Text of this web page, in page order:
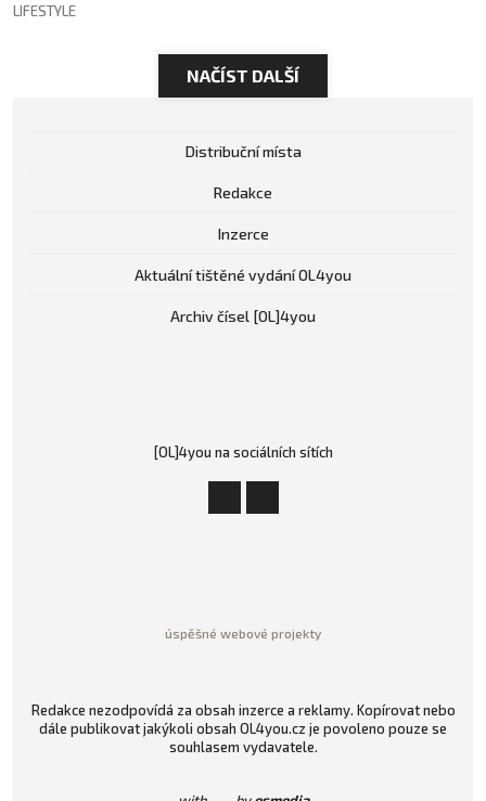
LIFESTYLE
NAČÍST DALŠÍ
Distribuční místa
Redakce
Inzerce
Aktuální tištěné vydání OL4you
Archiv čísel [OL]4you
[OL]4you na sociálních sítích
úspěšné webové projekty
Redakce nezodpovídá za obsah inzerce a reklamy. Kopírovat nebo
dále publikovat jakýkoli obsah OL4you.cz je povoleno pouze se
souhlasem vydavatele.